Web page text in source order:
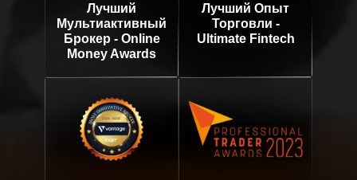
Лучший
Мультиактивный
Брокер - Online
Money Awards
Лучший Опыт
Торговли -
Ultimate Fintech